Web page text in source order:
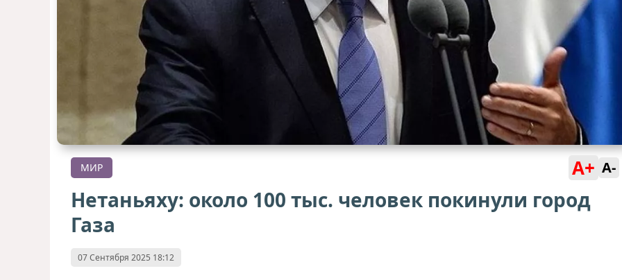
МИР A+ A-
Нетаньяху: около 100 тыс. человек покинули город
Газа
07 Сентября 2025 18:12